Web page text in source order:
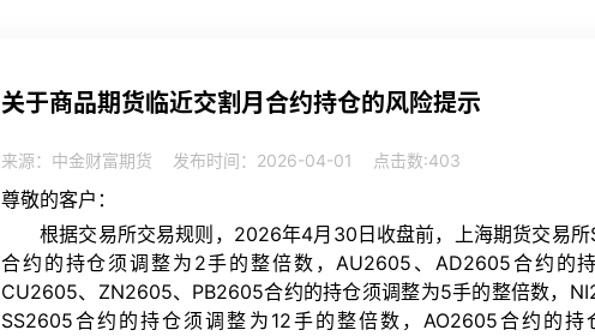
关于商品期货临近交割月合约持仓的风险提示
来源：中金财富期货 发布时间：2026-04-01 点击数:403
尊敬的客户：
根据交易所交易规则，2026年4月30日收盘前，上海期货交易
合约的持仓须调整为2手的整倍数，AU2605、AD2605合约的
CU2605、ZN2605、PB2605合约的持仓须调整为5手的整倍数，
SS2605合约的持仓须调整为12手的整倍数，AO2605合约的持